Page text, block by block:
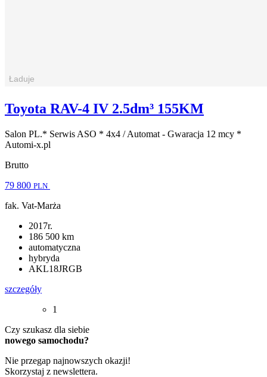
Toyota RAV-4 IV 2.5dm³ 155KM
Salon PL.* Serwis ASO * 4x4 / Automat - Gwaracja 12 mcy *
Automi-x.pl
Brutto
79 800 PLN
fak. Vat-Marża
2017r.
186 500 km
automatyczna
hybryda
AKL18JRGB
szczegóły
1
Czy szukasz dla siebie
nowego samochodu?
Nie przegap najnowszych okazji!
Skorzystaj z newslettera.